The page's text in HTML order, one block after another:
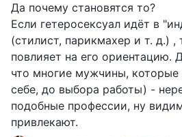
Да почему становятся то?
Если гетеросексуал идёт в
(стилист, парикмахер и т. д.) ,
повлияет на его ориентацию.
что многие мужчины,
себе, до выбора работы) -
подобные профессии, ну
привлекают.